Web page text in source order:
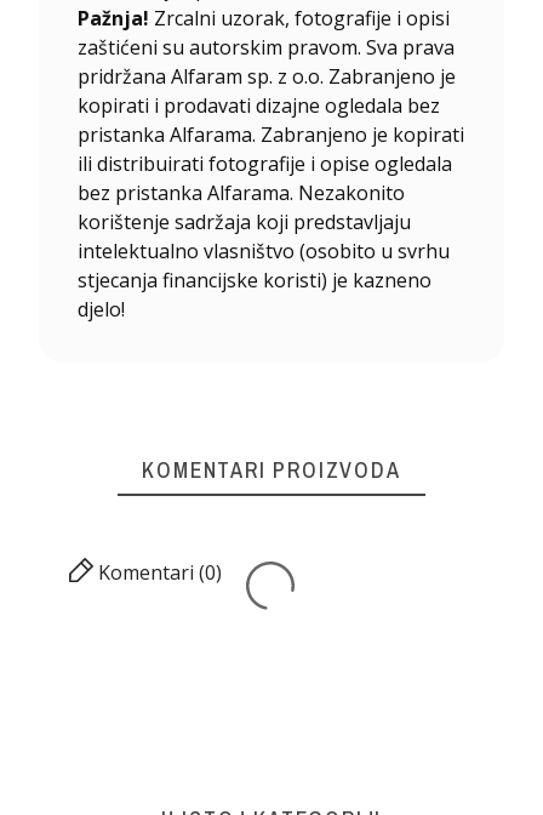
Pažnja! Zrcalni uzorak, fotografije i opisi
zaštićeni su autorskim pravom. Sva prava
pridržana Alfaram sp. z o.o. Zabranjeno je
kopirati i prodavati dizajne ogledala bez
pristanka Alfarama. Zabranjeno je kopirati
ili distribuirati fotografije i opise ogledala
bez pristanka Alfarama. Nezakonito
korištenje sadržaja koji predstavljaju
intelektualno vlasništvo (osobito u svrhu
stjecanja financijske koristi) je kazneno
djelo!
KOMENTARI PROIZVODA
Komentari (0)